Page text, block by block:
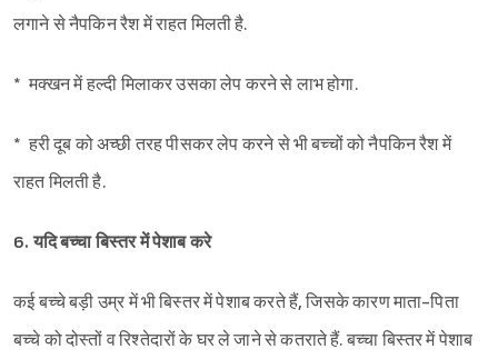
लगाने से नैपकिन रैश में राहत मिलती है.
* मक्खन में हल्दी मिलाकर उसका लेप करने से लाभ होगा.
* हरी दूब को अच्छी तरह पीसकर लेप करने से भी बच्चों को नैपकिन रैश में
राहत मिलती है.
6. यदि बच्चा बिस्तर में पेशाब करे
कई बच्चे बड़ी उम्र में भी बिस्तर में पेशाब करते हैं, जिसके कारण माता-पिता
बच्चे को दोस्तों व रिश्तेदारों के घर ले जाने से कतराते हैं. बच्चा बिस्तर में पेशाब